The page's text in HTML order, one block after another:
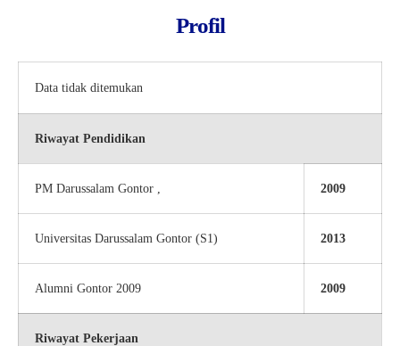
Profil
Data tidak ditemukan
Riwayat Pendidikan
PM Darussalam Gontor , 2009
Universitas Darussalam Gontor (S1) 2013
Alumni Gontor 2009 2009
Riwayat Pekerjaan